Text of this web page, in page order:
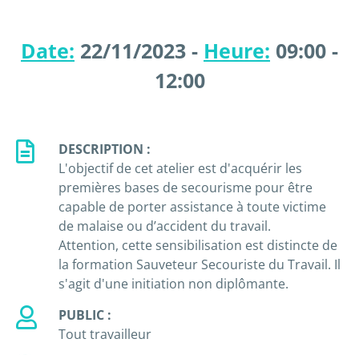
Date: 22/11/2023 - Heure: 09:00 -
12:00
DESCRIPTION :
L'objectif de cet atelier est d'acquérir les
premières bases de secourisme pour être
capable de porter assistance à toute victime
de malaise ou d’accident du travail.
Attention, cette sensibilisation est distincte de
la formation Sauveteur Secouriste du Travail. Il
s'agit d'une initiation non diplômante.
PUBLIC :
Tout travailleur